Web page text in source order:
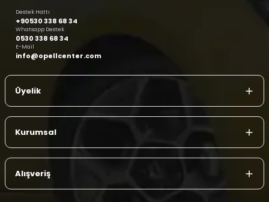
Destek Hattı
+90530 338 68 34
Whatsapp Destek
0530 338 68 34
E-Mail
info@opellcenter.com
Üyelik
Kurumsal
Alışveriş